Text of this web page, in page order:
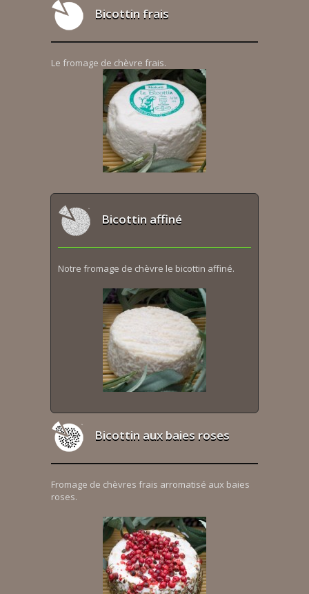
Bicottin frais
Le fromage de chèvre frais.
Bicottin affiné
Notre fromage de chèvre le bicottin affiné.
Bicottin aux baies roses
Fromage de chèvres frais arromatisé aux baies
roses.